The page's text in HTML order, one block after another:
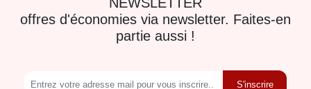
offres d'économies via newsletter. Faites-en
partie aussi !
S'inscrire